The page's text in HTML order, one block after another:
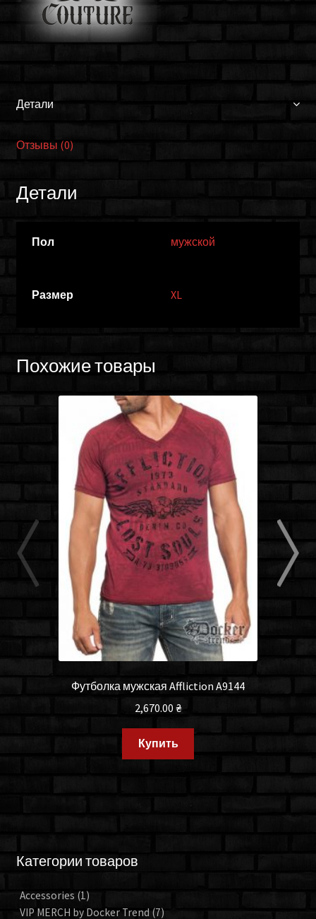
Детали
Отзывы (0)
Детали
Пол мужской
Размер XL
Похожие товары
Футболка мужская Affliction A9144
2,670.00 ₴
Купить
Категории товаров
Accessories (1)
VIP MERCH by Docker Trend (7)